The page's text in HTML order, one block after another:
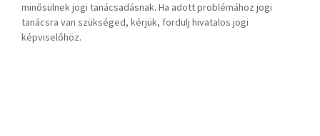
minősülnek jogi tanácsadásnak. Ha adott problémához jogi
tanácsra van szükséged, kérjük, fordulj hivatalos jogi
képviselőhöz.